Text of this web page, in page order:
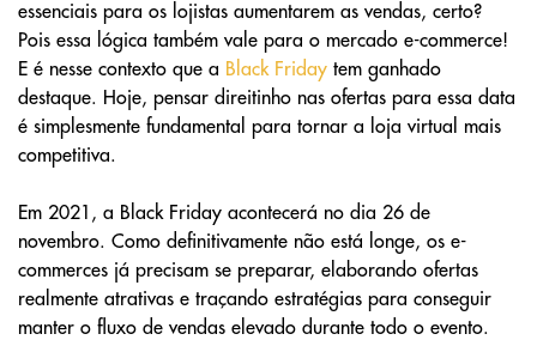
essenciais para os lojistas aumentarem as vendas, certo?
Pois essa lógica também vale para o mercado e-commerce!
E é nesse contexto que a Black Friday tem ganhado
destaque. Hoje, pensar direitinho nas ofertas para essa data
é simplesmente fundamental para tornar a loja virtual mais
competitiva.
Em 2021, a Black Friday acontecerá no dia 26 de
novembro. Como definitivamente não está longe, os e-
commerces já precisam se preparar, elaborando ofertas
realmente atrativas e traçando estratégias para conseguir
manter o fluxo de vendas elevado durante todo o evento.